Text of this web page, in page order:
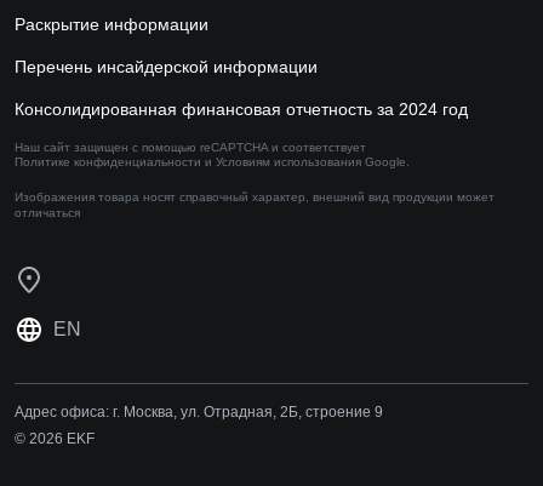
Раскрытие информации
Перечень инсайдерской информации
Консолидированная финансовая отчетность за 2024 год
Наш сайт защищен с помощью reCAPTCHA и соответствует
Политике конфиденциальности и Условиям использования Google.
Изображения товара носят справочный характер, внешний вид продукции может
отличаться
EN
Адрес офиса: г. Москва, ул. Отрадная, 2Б, строение 9
© 2026 EKF